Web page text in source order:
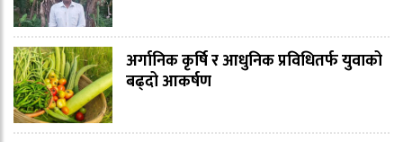
अर्गानिक कृर्षि र आधुनिक प्रविधितर्फ युवाको
बढ्दो आकर्षण